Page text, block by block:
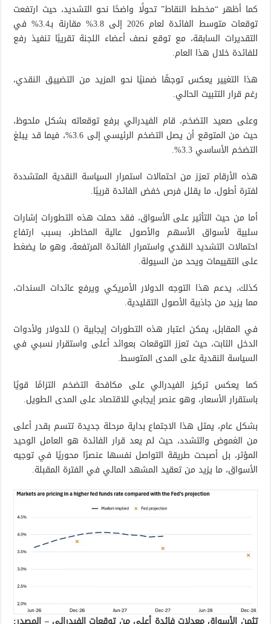
كما أظهر “مخطط النقاط” تحولًا واضحًا نحو التشديد، حيث ارتفعت
توقعات متوسط الفائدة لعام 2026 إلى 3.8% مقارنة بـ3.4% في
التقديرات السابقة، مع توقع نصف أعضاء اللجنة تقريبًا تنفيذ رفع
للفائدة خلال هذا العام.
هذا التغيير يعكس توجهًا ضمنيًا نحو المزيد من التضييق النقدي،
رغم قرار التثبيت الحالي.
وعلى صعيد التضخم، قام الفيدرالي برفع توقعاته بشكل ملحوظ،
حيث من المتوقع أن يصل التضخم الرئيسي إلى 3.6%، فيما قد يبلغ
التضخم الأساسي 3.3%.
هذه الأرقام تعزز من احتمالات استمرار السياسة النقدية المتشددة
لفترة أطول، ما يقلل فرص خفض الفائدة قريبًا.
أما من حيث التأثير على الأسواق، فقد حملت هذه التطورات إشارات
سلبية لأسواق الأسهم والأصول عالية المخاطر، بسبب ارتفاع
احتمالات التشديد النقدي واستمرار الفائدة المرتفعة، وهو ما يضغط
على التقييمات ويحد من السيولة.
كذلك، يدعم هذا التوجه الدولار الأمريكي ويرفع عائدات السندات،
مما يزيد من جاذبية الأصول التقليدية.
في المقابل، يمكن اعتبار هذه التطورات إيجابية () للدولار ولأدوات
الدخل الثابت، حيث تعزز التوقعات بعوائد أعلى واستقرار نسبي في
السياسة النقدية على المدى المتوسط.
كما يعكس تركيز الفيدرالي على مكافحة التضخم التزامًا قويًا
باستقرار الأسعار، وهو عنصر إيجابي للاقتصاد على المدى الطويل.
بشكل عام، يمثل هذا الاجتماع بداية مرحلة جديدة تتسم بقدر أعلى
من الغموض والتشدد، حيث لم يعد قرار الفائدة هو العامل الوحيد
المؤثر، بل أصبحت طريقة التواصل نفسها عنصرًا محوريًا في توجيه
الأسواق، ما يزيد من تعقيد المشهد المالي في الفترة المقبلة.